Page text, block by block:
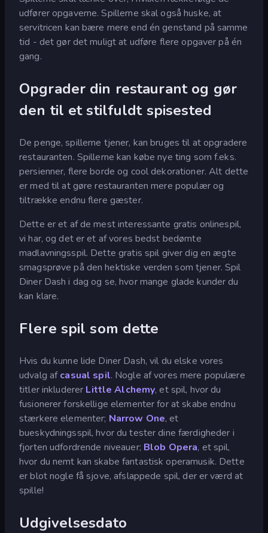
udfører opgaverne. Spillerne skal også huske, at
servitricen kan bære mere end én genstand på samme
tid - det gør det muligt at udføre flere opgaver på én
gang.
Opgrader din restaurant og gør
den til et stilfuldt spisested
De penge, spillerne tjener, kan bruges til at opgradere
restauranten. Spillerne kan købe nye ting som f.eks.
persienner, flere borde og cool dekorationer. Alt dette
er med til at gøre restauranten mere populær og
tiltrække endnu flere gæster.
Dette er et af de mest interessante gratis onlinespil,
vi har, og det er et af vores bedst bedømte
madlavningsspil. Dette gratis spil giver dig en ægte
smagsprøve på den hektiske verden som tjener. Spil
Diner Dash i dag og se, hvor mange glade kunder du
kan klare.
Flere spil som dette
Hvis du kunne lide Diner Dash, vil du elske vores
udvalg afcasual spil. Nogle af vores mere populære
titler inkluderer Little Alchemy, et spil, hvor du
fusionerer forskellige elementer for at skabe endnu
stærkere elementer; Narrow One, et
bueskydningsspil, hvor du tester dine færdigheder i
fjorten udfordrende niveauer; Blob Opera, et spil,
hvor du nemt kan skabe fantastisk operamusik. Dette
er blot nogle få sjove, afslappede spil, der er værd at
spille!
Udgivelsesdato